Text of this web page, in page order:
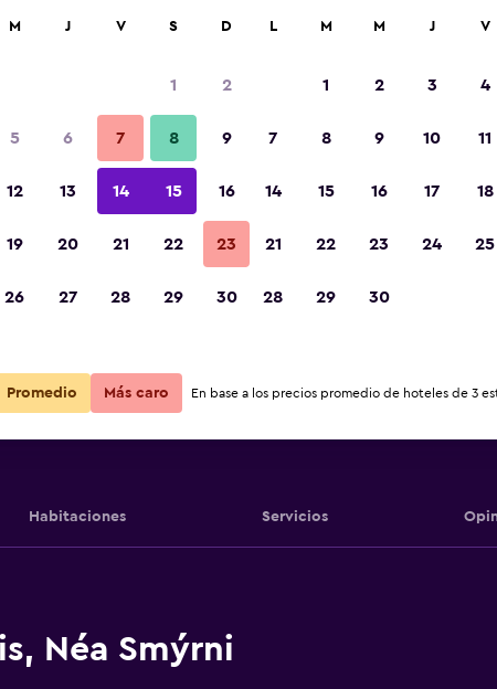
Ver precios
Ver precios
Habitaciones Servicios
Néa Smýrni
M J V S D
1 2
5 6 7 8 9
12 13 14 15 16
19 20 21 22 23
26 27 28 29 30
L M M J V
1 2 3 4
7 8 9 10 11
14 15 16 17 18
21 22 23 24 25
28 29 30
Promedio Más caro En base a los precios promedio de hoteles de 3